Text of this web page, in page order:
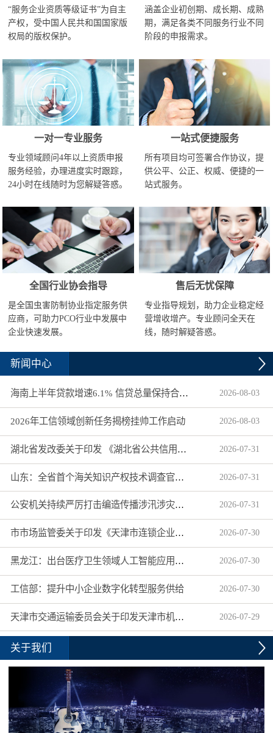
“服务企业资质等级证书”为自主
产权，受中国人民共和国国家版
权局的版权保护。
涵盖企业初创期、成长期、成熟
期，满足各类不同服务行业不同
阶段的申报需求。
一对一专业服务
专业领域顾问4年以上资质申报
服务经验，办理进度实时跟踪，
24小时在线随时为您解疑答惑。
一站式便捷服务
所有项目均可签署合作协议，提
供公平、公正、权威、便捷的一
站式服务。
全国行业协会指导
是全国虫害防制协业指定服务供
应商，可助力PCO行业中发展中
企业快速发展。
售后无忧保障
专业指导规划，助力企业稳定经
营增收增产。专业顾问全天在
线，随时解疑答惑。
新闻中心
海南上半年贷款增速6.1% 信贷总量保持合理平稳增长 2026-08-03
2026年工信领域创新任务揭榜挂帅工作启动 2026-08-03
湖北省发改委关于印发 《湖北省公共信用信息目录（2026年版）》的通知 2026-07-31
山东：全省首个海关知识产权技术调查官制度落地济南自贸片区 2026-07-31
公安机关持续严厉打击编造传播涉汛涉灾网络谣言 2026-07-31
市市场监管委关于印发《天津市连锁企业食品经营许可“先证后核”信用承诺审批实施办法》的通知 2026-07-30
黑龙江：出台医疗卫生领域人工智能应用工作实施方案 2026-07-30
工信部：提升中小企业数字化转型服务供给 2026-07-30
天津市交通运输委员会关于印发天津市机动车驾驶员培训机构及教练员综合信用评价管理办法的通知 2026-07-29
关于我们